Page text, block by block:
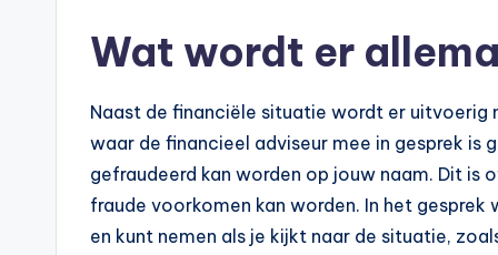
Wat wordt er
Naast de financiële situatie wordt er
waar de financieel adviseur mee in gesprek
gefraudeerd kan worden op jouw naam. Dit
fraude voorkomen kan worden. In het
en kunt nemen als je kijkt naar de situatie,